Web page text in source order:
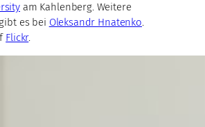
am Kahlenberg. Weitere
es bei Oleksandr Hnatenko.
Flickr.